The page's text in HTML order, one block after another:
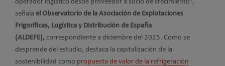
operador logístico desde proveedor a socio de crecimiento”,
señala el Observatorio de la Asociación de Explotaciones
Frigoríficas, Logística y Distribución de España
(ALDEFE), correspondiente a diciembre del 2025. Como se
desprende del estudio, destaca la capitalización de la
sostenibilidad como propuesta de valor de la refrigeración